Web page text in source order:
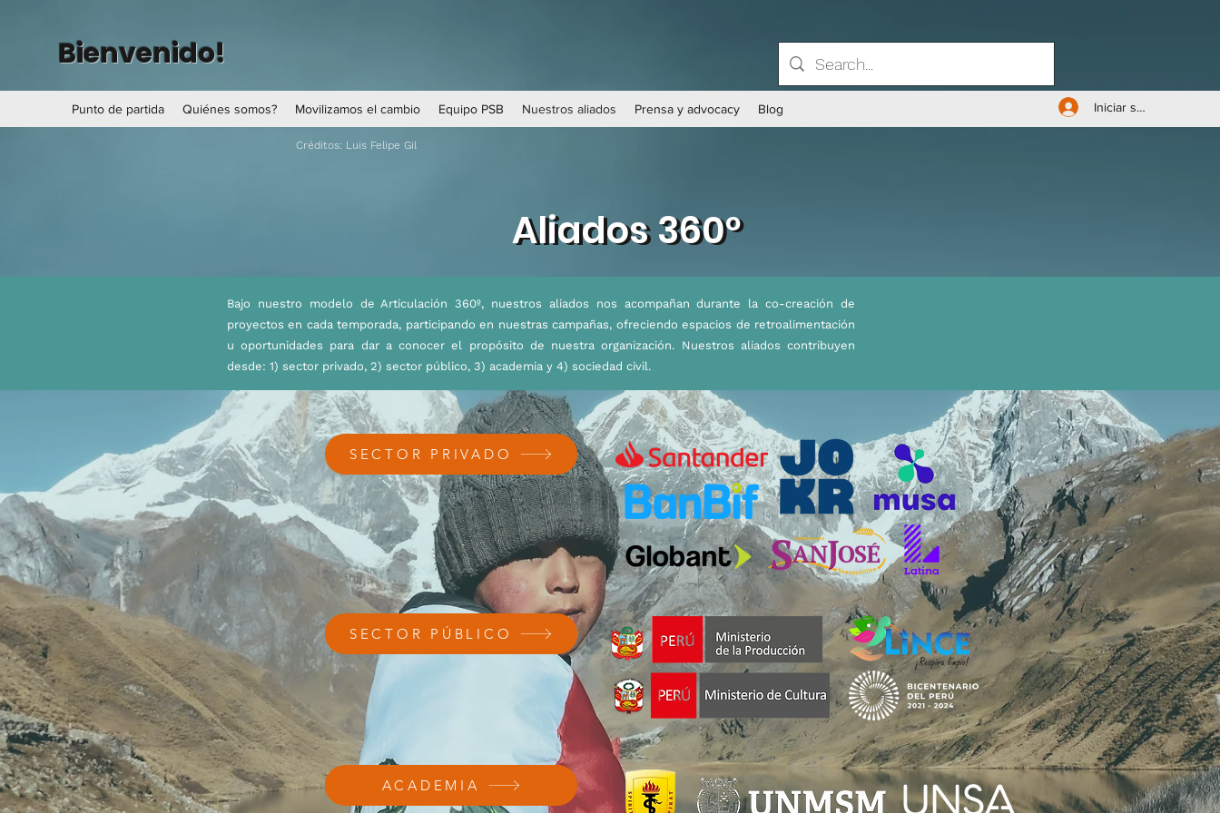
Bienvenido!
Punto de partida Quiénes somos? Movilizamos el cambio Equipo PSB Nuestros aliados Prensa y advocacy Blog Iniciar sesión
Créditos: Luis Felipe Gil
Aliados 360º
Aliados 360º
Bajo nuestro modelo de Articulación 360º, nuestros aliados nos acompañan durante la co-creación de
proyectos en cada temporada, participando en nuestras campañas, ofreciendo espacios de retroalimentación
u oportunidades para dar a conocer el propósito de nuestra organización. Nuestros aliados contribuyen
desde: 1) sector privado, 2) sector público, 3) academia y 4) sociedad civil.
SECTOR PRIVADO
SECTOR PÚBLICO
ACADEMIA